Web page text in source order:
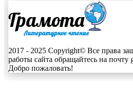
2017 - 2025 Copyright© Все права
работы сайта обращайтесь на почту
Добро пожаловать!